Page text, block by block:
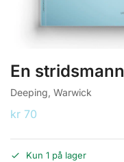
En stridsmann
Deeping, Warwick
kr 70
Kun 1 på lager